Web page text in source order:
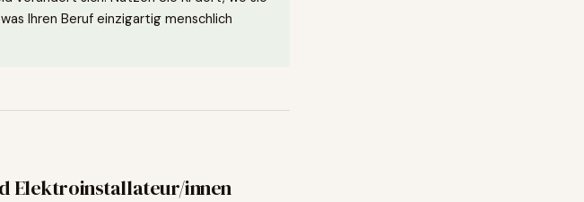
Ihren Beruf einzigartig menschlich
Elektroinstallateur/innen